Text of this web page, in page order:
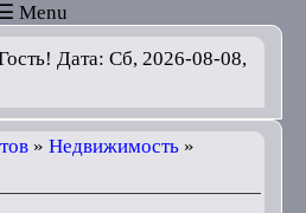
Menu
Дата: Сб, 2026-08-08,
» Недвижимость»